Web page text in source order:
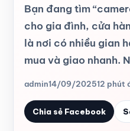
Bạn đang tìm
cho gia đình, cửa
là nơi có nhiều gian
mua và giao nhanh.
admin14/09/202512 phút
Chia sẻ Facebook